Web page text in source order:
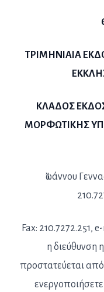
ΤΡΙΜΗΝΙΑΙΑ
ΚΛΑΔΟΣ
ΜΟΡΦΩΤΙΚΗΣ
Ἰωάννου
Fax: 210.7272.251,
η διεύθυνση
προστατεύεται
ενεργοποιήσετε